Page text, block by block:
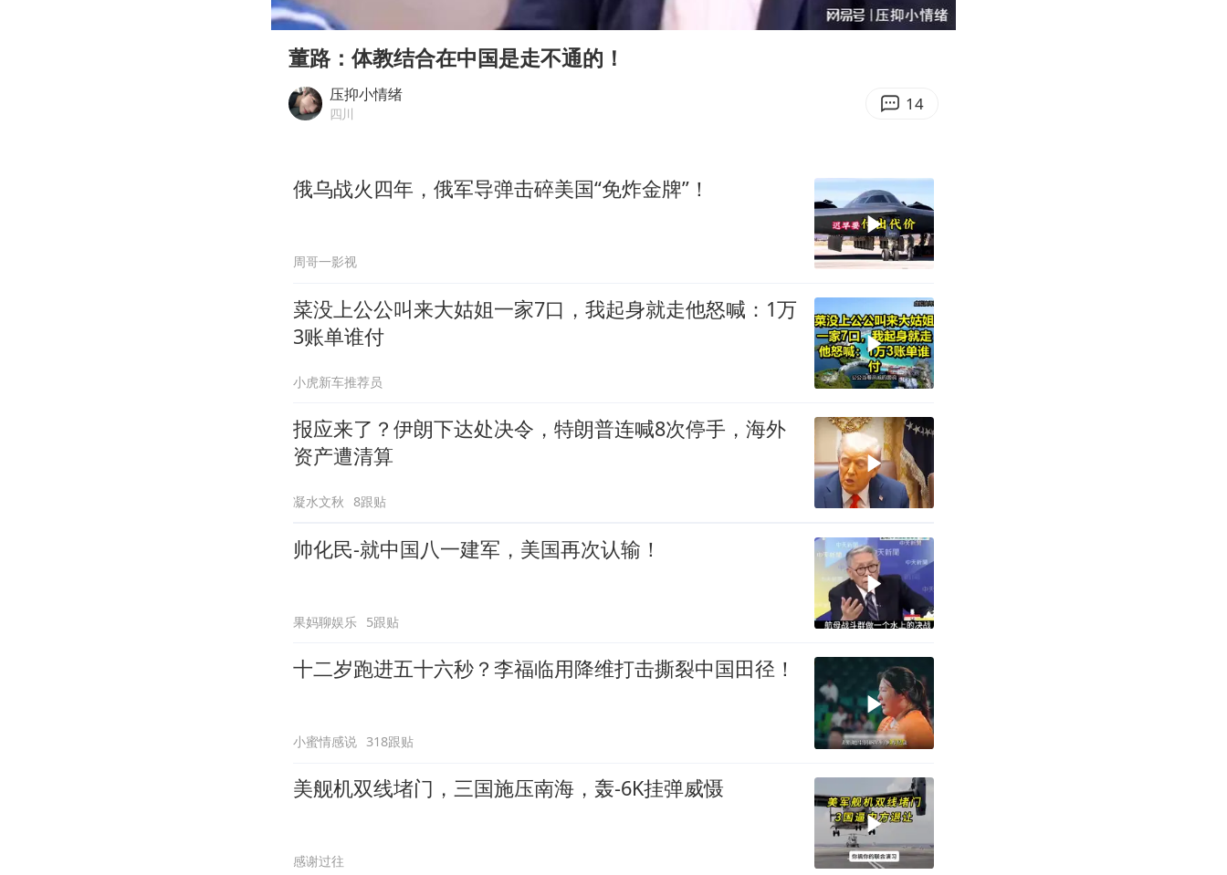
欧阳娜娜窦靖童好搭
中巨芯：上半年归母净利润1405.77万元
夯实基础开新局
Play
00:00 01:41
Enter
董路：体教结合在中国是走不通的！
压抑小情绪
四川 14
俄乌战火四年，俄军导弹击碎美国“免炸金牌”！
周哥一影视
菜没上公公叫来大姑姐一家7口，我起身就走他怒喊：1万
3账单谁付
小虎新车推荐员
报应来了？伊朗下达处决令，特朗普连喊8次停手，海外
资产遭清算
凝水文秋 8跟贴
帅化民-就中国八一建军，美国再次认输！
果妈聊娱乐 5跟贴
十二岁跑进五十六秒？李福临用降维打击撕裂中国田径！
小蜜情感说 318跟贴
美舰机双线堵门，三国施压南海，轰-6K挂弹威慑
感谢过往